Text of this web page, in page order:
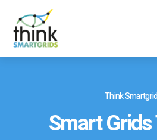
Think
Smart